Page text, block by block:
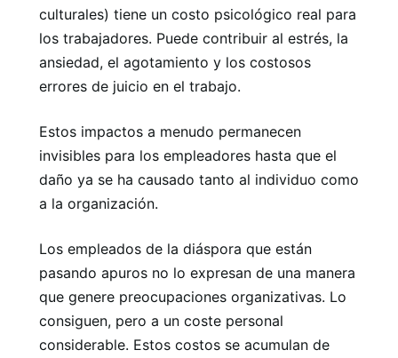
culturales) tiene un costo psicológico real para
los trabajadores. Puede contribuir al estrés, la
ansiedad, el agotamiento y los costosos
errores de juicio en el trabajo.
Estos impactos a menudo permanecen
invisibles para los empleadores hasta que el
daño ya se ha causado tanto al individuo como
a la organización.
Los empleados de la diáspora que están
pasando apuros no lo expresan de una manera
que genere preocupaciones organizativas. Lo
consiguen, pero a un coste personal
considerable. Estos costos se acumulan de